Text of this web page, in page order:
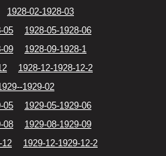
1928-02-1928-03
05
1928-05-1928-06
09
1928-09-1928-1
1928-12-1928-12-2
1929-02
05
1929-05-1929-06
08
1929-08-1929-09
12
1929-12-1929-12-2